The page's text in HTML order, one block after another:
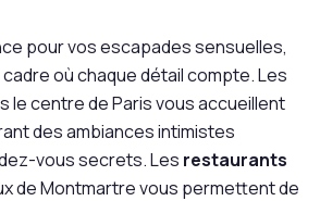
pour vos escapades sensuelles,
où chaque détail compte. Les
le centre de Paris vous accueillent
des ambiances intimistes
vous secrets. Les restaurants
de Montmartre vous permettent de